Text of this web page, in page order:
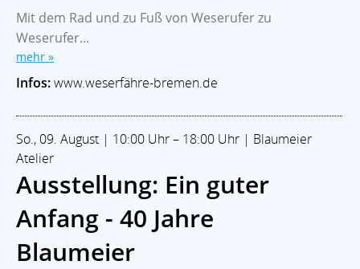
Mit dem Rad und zu Fuß von Weserufer zu
Weserufer...
mehr »
Infos:www.weserfähre-bremen.de
So., 09. August | 10:00 Uhr – 18:00 Uhr | Blaumeier
Atelier
Ausstellung: Ein guter
Anfang - 40 Jahre
Blaumeier